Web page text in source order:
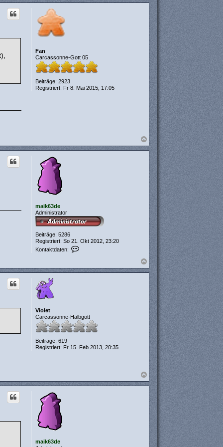
c
h
e
n
Fan
Carcassonne-Gott 05
Beiträge: 2923
Registriert: Fr 8. Mai 2015, 17:05
N
a
c
h
b
e
n
maik63de
Administrator
Beiträge: 5286
Registriert: So 21. Okt 2012, 23:20
Kontaktdaten:
a
n
v
o
m
a
d
N
a
c
o
b
Violet
Carcassonne-Halbgott
Beiträge: 619
Registriert: Fr 15. Feb 2013, 20:35
N
a
c
h
o
b
maik63de